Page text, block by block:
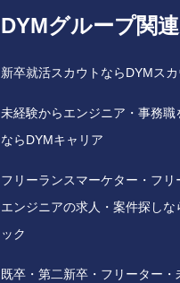
DYMグループ関
新卒就活スカウトならDYMス
未経験からエンジニア・事務職
ならDYMキャリア
フリーランスマーケター・フリ
エンジニアの求人・案件探しな
ック
既卒・第二新卒・フリーター・